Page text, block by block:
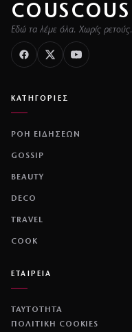
COUSCOUS
Εδώ τα λέμε όλα. Χωρίς ρετούς.
ΚΑΤΗΓΟΡΙΕΣ
ΡΟΗ ΕΙΔΗΣΕΩΝ
GOSSIP
BEAUTY
DECO
TRAVEL
COOK
ΕΤΑΙΡΕΙΑ
ΤΑΥΤΟΤΗΤΑ
ΠΟΛΙΤΙΚΉ COOKIES